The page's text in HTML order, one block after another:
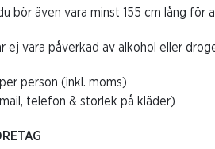
bör även vara minst 155 cm lång
ej vara påverkad av alkohol eller
person (inkl. moms)
telefon & storlek på kläder)